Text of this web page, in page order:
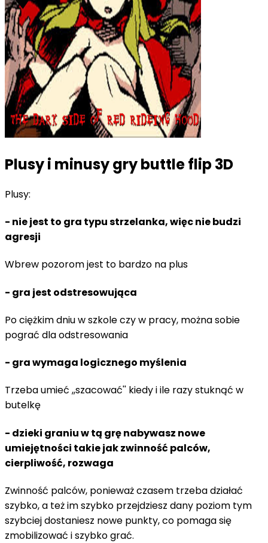
Plusy i minusy gry buttle flip 3D
Plusy:
- nie jest to gra typu strzelanka, więc nie budzi
agresji
Wbrew pozorom jest to bardzo na plus
- gra jest odstresowująca
Po ciężkim dniu w szkole czy w pracy, można sobie
pograć dla odstresowania
- gra wymaga logicznego myślenia
Trzeba umieć ,,szacować'' kiedy i ile razy stuknąć w
butelkę
- dzieki graniu w tą grę nabywasz nowe
umiejętności takie jak zwinność palców,
cierpliwość, rozwaga
Zwinność palców, ponieważ czasem trzeba działać
szybko, a też im szybko przejdziesz dany poziom tym
szybciej dostaniesz nowe punkty, co pomaga się
zmobilizować i szybko grać.